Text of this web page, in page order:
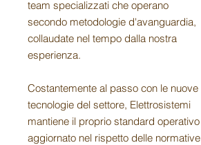
team specializzati che operano
secondo metodologie d'avanguardia,
collaudate nel tempo dalla nostra
esperienza.
Costantemente al passo con le nuove
tecnologie del settore, Elettrosistemi
mantiene il proprio standard operativo
aggiornato nel rispetto delle normative